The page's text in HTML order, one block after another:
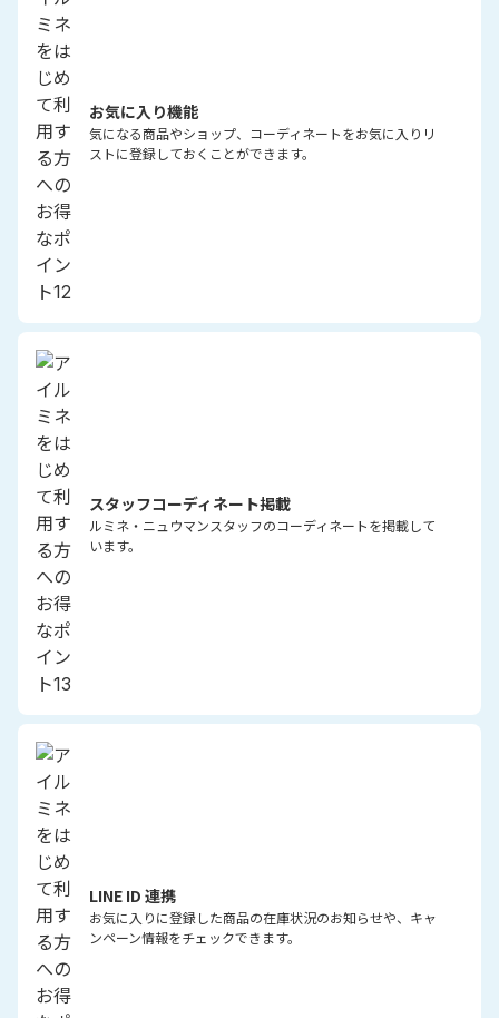
お気に入り機能
気になる商品やショップ、コーディネートをお気に入りリ
ストに登録しておくことができます。
スタッフコーディネート掲載
ルミネ・ニュウマンスタッフのコーディネートを掲載して
います。
LINE ID 連携
お気に入りに登録した商品の在庫状況のお知らせや、キャ
ンペーン情報をチェックできます。